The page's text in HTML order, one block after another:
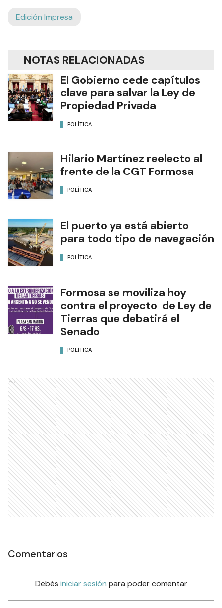
Edición Impresa
NOTAS RELACIONADAS
El Gobierno cede capítulos
clave para salvar la Ley de
Propiedad Privada
POLÍTICA
Hilario Martínez reelecto al
frente de la CGT Formosa
POLÍTICA
El puerto ya está abierto
para todo tipo de navegación
POLÍTICA
Formosa se moviliza hoy
contra el proyecto de Ley de
Tierras que debatirá el
Senado
POLÍTICA
Ads
Comentarios
Debés iniciar sesión para poder comentar